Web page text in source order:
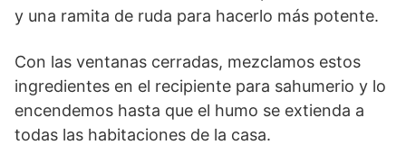
y una ramita de ruda para hacerlo más potente.
Con las ventanas cerradas, mezclamos estos
ingredientes en el recipiente para sahumerio y lo
encendemos hasta que el humo se extienda a
todas las habitaciones de la casa.